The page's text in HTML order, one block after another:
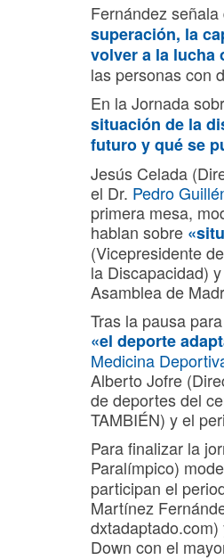
Fernández señala
superación, la
volver a la lucha
las personas con
En la Jornada
situación de la
futuro y qué se
Jesús Celada
el Dr. Pedro
primera mesa,
hablan sobre
(Vicepresidente
la Discapacidad)
Asamblea de
Tras la pausa
«el deporte
Medicina
Alberto Jofre
de deportes del
TAMBIÉN) y el
Para finalizar la
Paralímpico)
participan el
Martínez
Down con el